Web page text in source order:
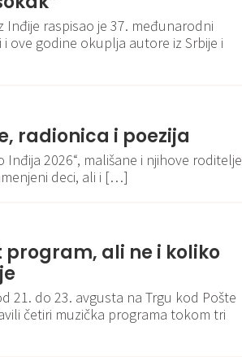
Inđije raspisao je 37. međunarodni
ove godine okuplja autore iz Srbije i
radionica i poezija
2026“, mališane i njihove roditelje
deci, ali i […]
program, ali ne i koliko
21. do 23. avgusta na Trgu kod Pošte
četiri muzička programa tokom tri